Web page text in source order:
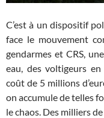
C’est à un dispositif
face le mouvement
gendarmes et CRS,
eau, des voltigeurs
coût de 5 millions
on accumule de telles
le chaos. Des milliers